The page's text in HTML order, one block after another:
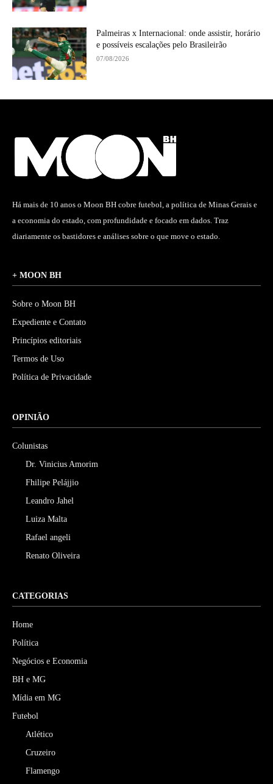
Palmeiras x Internacional: onde assistir, horário
e possíveis escalações pelo Brasileirão
07/08/2026
Há mais de 10 anos o Moon BH cobre futebol, a política de Minas Gerais e
a economia do estado, com profundidade e focado em dados. Traz
diariamente os bastidores e análises sobre o que move o estado.
+ MOON BH
Sobre o Moon BH
Expediente e Contato
Princípios editoriais
Termos de Uso
Política de Privacidade
OPINIÃO
Colunistas
Dr. Vinicius Amorim
Fhilipe Pelájjio
Leandro Jahel
Luiza Malta
Rafael angeli
Renato Oliveira
CATEGORIAS
Home
Política
Negócios e Economia
BH e MG
Mídia em MG
Futebol
Atlético
Cruzeiro
Flamengo